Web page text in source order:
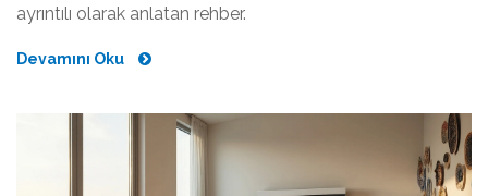
ayrıntılı olarak anlatan rehber.
Devamını Oku